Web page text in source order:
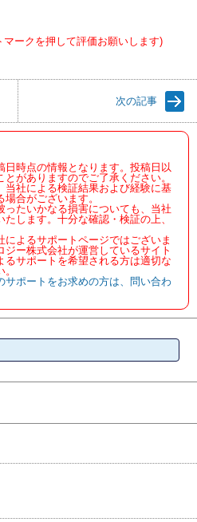
ークを押して評価お願いします)
次の記事
時点の情報となります。投稿日以
がありますのでご了承ください。
社による検証結果および経験に基
合がございます。
たいかなる損害についても、当社
します。十分な確認・検証の上、
よるサポートページではございま
ー株式会社が運営しているサイト
サポートを希望される方は適切な
サポートをお求めの方は、問い合わ